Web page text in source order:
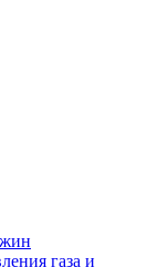
газа и